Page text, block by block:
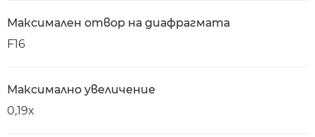
Максимален отвор на диафрагмата
F16
Максимално увеличение
0,19x